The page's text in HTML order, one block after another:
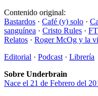
Contenido original:
Bastardos · Café (y) solo ·
sanguínea · Cristo Rules ·
Relatos · Roger McOg y la
Editorial · Podcast · Librería
Sobre Underbrain
Nace el 21 de Febrero del